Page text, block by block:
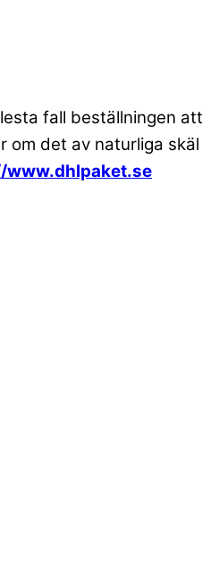
fall beställningen
det av naturliga
www.dhlpaket.se